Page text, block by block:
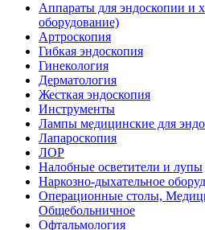
Аппараты для эндоскопии и
оборудование)
Артроскопия
Гибкая эндоскопия
Гинекология
Дерматология
Жесткая эндоскопия
Инструменты
Лампы медицинские для
Лапароскопия
ЛОР
Налобные осветители и лупы
Наркозно-дыхательное
Операционные столы,
Общебольничное
Офтальмология